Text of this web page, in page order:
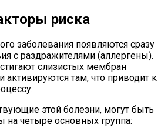
риска
заболевания появляются сразу
с раздражителями (аллергены).
слизистых мембран
активируются там, что приводит к
этой болезни, могут быть
на четыре основных группа: